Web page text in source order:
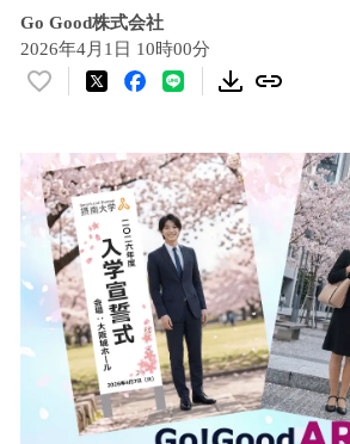
Go Good株式会社
2026年4月1日 10時00分
い
！
数
を
読
み
込
み